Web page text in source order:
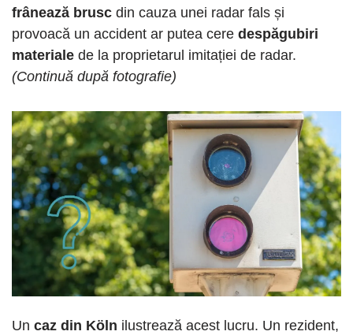
frânează brusc din cauza unei radar fals și
provoacă un accident ar putea cere despăgubiri
materiale de la proprietarul imitației de radar.
(Continuă după fotografie)
Un caz din Köln ilustrează acest lucru. Un rezident,